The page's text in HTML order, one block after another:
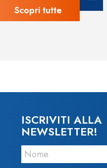
Scopri tutte
ISCRIVITI ALLA
NEWSLETTER!